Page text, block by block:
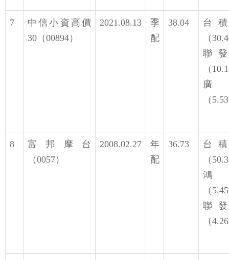
7
中信小資高價
30（00894）
2021.08.13
季
配
38.04
台
（
聯
（
廣
（
8
富邦摩台
（0057）
2008.02.27
年
配
36.73
台
（
鴻
（
聯
（